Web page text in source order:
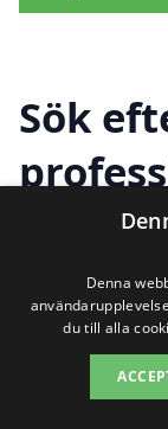
Sök
Att hitta
Denna
du till alla